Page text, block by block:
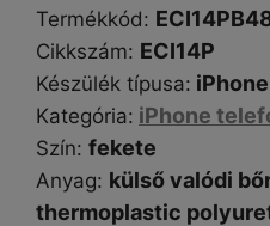
Termékkód:
Cikkszám: ECI14P
Készülék típusa:
Kategória: iPhone
Szín: fekete
Anyag: külső valódi
thermoplastic